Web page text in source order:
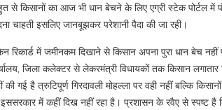
से किसानों का आज भी धान बेचने के लिए एग्री स्टेक पोर्टल में
इसलिए जानबूझकर परेशानी पैदा की जा रही।
में जमीनकम दिखाने से किसान अपना पुरा धान बेच नहीं
जिला कलेक्टर से लेकरमंत्री विधायकों तक किसान लगातार
है त्रुटिपूर्ण गिरदावली मोहल्ला पर वही नहीं बल्कि
इससरकार में कहीं दिख नहीं रहा है। प्रशासन के रवैए से स्पष्ट है